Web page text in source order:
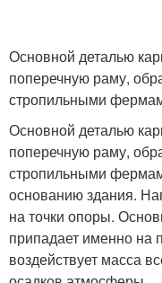
Основной деталью
поперечную раму,
стропильными
Основной деталью
поперечную раму,
стропильными
основанию здания.
на точки опоры.
припадает именно на
воздействует масса